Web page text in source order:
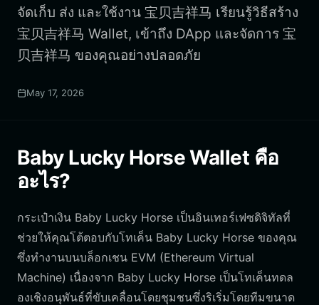
จัดเก็บ ส่ง และใช้งาน 宝贝吉祥马 เรียนรู้วิธีสร้าง
宝贝吉祥马 Wallet, เข้าถึง DApp และจัดการ 宝
贝吉祥马 ของคุณอย่างปลอดภัย
May 17, 2026
Baby Lucky Horse Wallet คือ
อะไร?
กระเป๋าเงิน Baby Lucky Horse เป็นอินเทอร์เฟซดิจิทัลที่
ช่วยให้คุณโต้ตอบกับโทเค็น Baby Lucky Horse ของคุณ
ซึ่งทำงานบนบล็อกเชน EVM (Ethereum Virtual
Machine) เนื่องจาก Baby Lucky Horse เป็นโทเค็นทดล
องเชิงอนุพันธ์ที่ขับเคลื่อนโดยชุมชนซึ่งริเริ่มโดยทีมขนาด